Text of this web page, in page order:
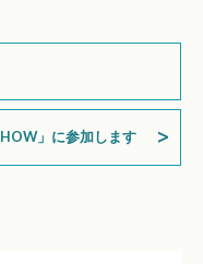
」に参加します